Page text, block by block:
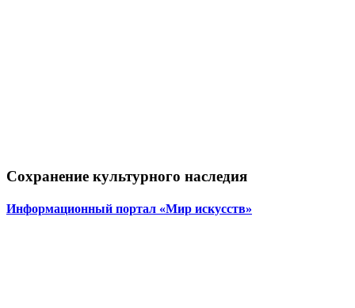
Сохранение культурного наследия
Информационный портал «Мир искусств»